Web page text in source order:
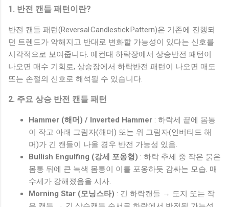
1. 반전 캔들 패턴이란?
반전 캔들 패턴(Reversal Candlestick Pattern)은 기존에 진행되
던 트렌드가 약해지고 반대로 변화할 가능성이 있다는 신호를
시각적으로 보여줍니다. 예컨대 하락장에서 상승반전 패턴이
나오면 매수 기회로, 상승장에서 하락반전 패턴이 나오면 매도
또는 손절의 신호로 해석될 수 있습니다.
2. 주요 상승 반전 캔들 패턴
Hammer (해머) / Inverted Hammer : 하락세 끝에 몸통
이 작고 아래 그림자(해머) 또는 위 그림자(인버티드 해
머)가 긴 캔들이 나올 경우 반전 가능성 있음.
Bullish Engulfing (강세 포옹형) : 하락 추세 중 작은 붉은
몸통 뒤에 큰 녹색 몸통이 이를 포옹하듯 감싸는 모습. 매
수세가 강해졌음을 시사.
Morning Star (모닝스타) : 긴 하락캔들 → 도지 또는 작